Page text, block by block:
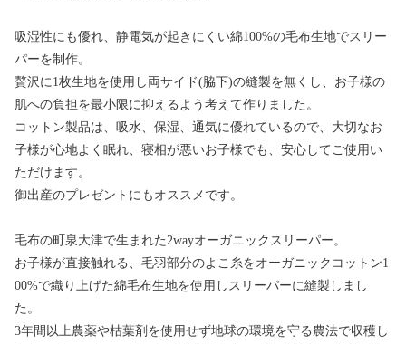
吸湿性にも優れ、静電気が起きにくい綿100%の毛布生地でスリー
パーを制作。
贅沢に1枚生地を使用し両サイド(脇下)の縫製を無くし、お子様の
肌への負担を最小限に抑えるよう考えて作りました。
コットン製品は、吸水、保湿、通気に優れているので、大切なお
子様が心地よく眠れ、寝相が悪いお子様でも、安心してご使用い
ただけます。
御出産のプレゼントにもオススメです。
毛布の町泉大津で生まれた2wayオーガニックスリーパー。
お子様が直接触れる、毛羽部分のよこ糸をオーガニックコットン1
00%で織り上げた綿毛布生地を使用しスリーパーに縫製しまし
た。
3年間以上農薬や枯葉剤を使用せず地球の環境を守る農法で収穫し